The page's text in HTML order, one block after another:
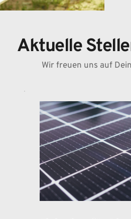
Aktuelle
Wir freuen uns auf